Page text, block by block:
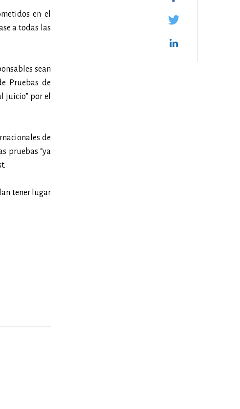
en el
a todas las
sean
Pruebas de
juicio” por el
de
pruebas “ya
tener lugar